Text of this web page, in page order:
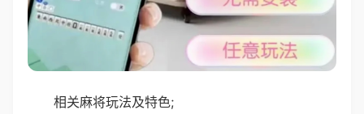
相关麻将玩法及特色;